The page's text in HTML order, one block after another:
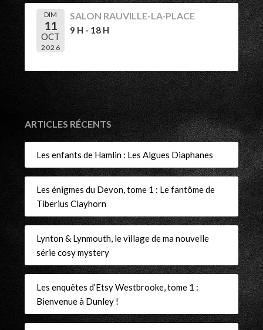
DIM
11
OCT
2026
SALON RAUVILLE-LA-PLACE
9 H - 18 H
ARTICLES RÉCENTS
Les enfants de Hamlin : Les Algues Diaphanes
Les énigmes du Devon, tome 1 : Le fantôme de
Tiberius Clayhorn
Lynton & Lynmouth, le village de ma nouvelle
série cosy mystery
Les enquêtes d’Etsy Westbrooke, tome 1 :
Bienvenue à Dunley !